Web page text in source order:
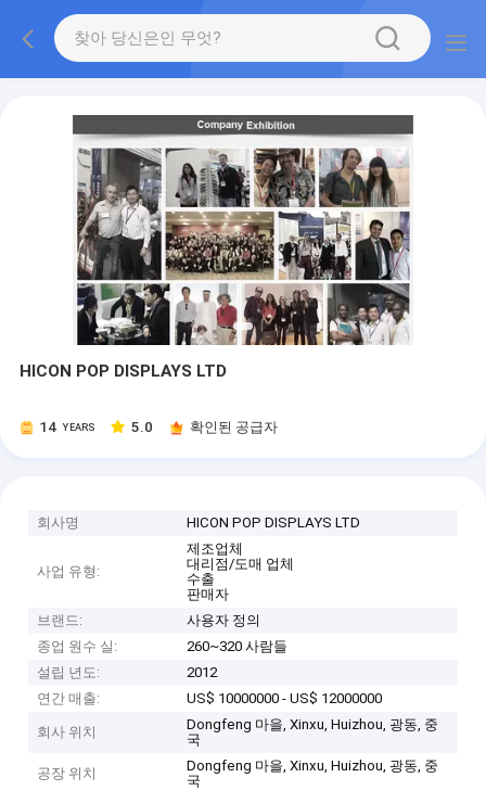
HICON POP DISPLAYS LTD
14 YEARS 5.0 확인된 공급자
회사명 HICON POP DISPLAYS LTD
사업 유형:
제조업체
대리점/도매 업체
수출
판매자
브랜드:
사용자 정의
종업 원수 실:
260~320 사람들
설립 년도:
2012
연간 매출:
US$ 10000000 - US$ 12000000
회사 위치
Dongfeng 마을, Xinxu, Huizhou, 광동, 중
국
공장 위치
Dongfeng 마을, Xinxu, Huizhou, 광동, 중
국